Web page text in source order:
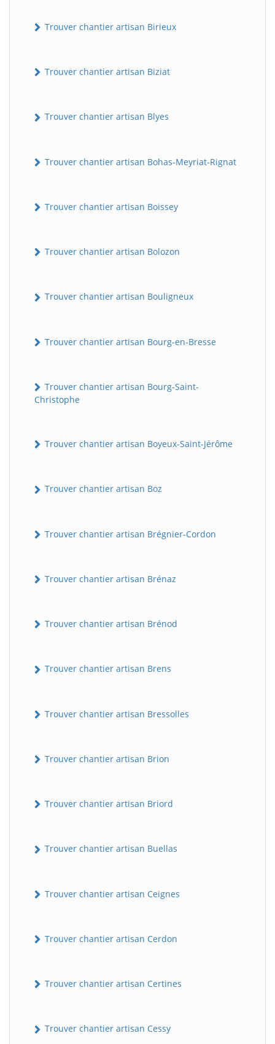
Trouver chantier artisan Birieux
Trouver chantier artisan Biziat
Trouver chantier artisan Blyes
Trouver chantier artisan Bohas-Meyriat-Rignat
Trouver chantier artisan Boissey
Trouver chantier artisan Bolozon
Trouver chantier artisan Bouligneux
Trouver chantier artisan Bourg-en-Bresse
Trouver chantier artisan Bourg-Saint-
Christophe
Trouver chantier artisan Boyeux-Saint-Jérôme
Trouver chantier artisan Boz
Trouver chantier artisan Brégnier-Cordon
Trouver chantier artisan Brénaz
Trouver chantier artisan Brénod
Trouver chantier artisan Brens
Trouver chantier artisan Bressolles
Trouver chantier artisan Brion
Trouver chantier artisan Briord
Trouver chantier artisan Buellas
Trouver chantier artisan Ceignes
Trouver chantier artisan Cerdon
Trouver chantier artisan Certines
Trouver chantier artisan Cessy